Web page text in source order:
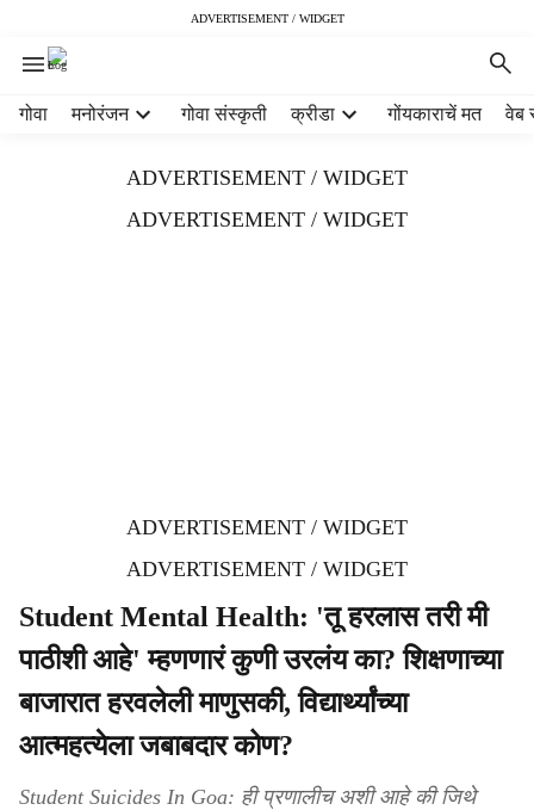
ADVERTISEMENT / WIDGET
गोवा मनोरंजन गोवा संस्कृती क्रीडा गोंयकाराचें मत वेब
ADVERTISEMENT / WIDGET
ADVERTISEMENT / WIDGET
ADVERTISEMENT / WIDGET
ADVERTISEMENT / WIDGET
Student Mental Health: 'तू हरलास तरी मी
पाठीशी आहे' म्हणणारं कुणी उरलंय का? शिक्षणाच्या
बाजारात हरवलेली माणुसकी, विद्यार्थ्यांच्या
आत्महत्येला जबाबदार कोण?
Student Suicides In Goa: ही प्रणालीच अशी आहे की जिथे